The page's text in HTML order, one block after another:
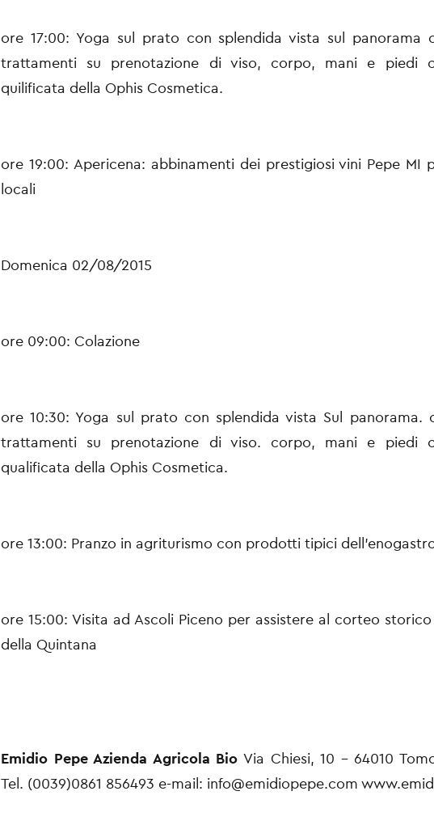
ore 17:00: Yoga sul prato con splendida vista sul panorama
trattamenti su prenotazione di viso, corpo, mani e piedi
quilificata della Ophis Cosmetica.
ore 19:00: Apericena: abbinamenti dei prestigiosi vini Pepe MI
locali
Domenica 02/08/2015
ore 09:00: Colazione
ore 10:30: Yoga sul prato con splendida vista Sul panorama.
trattamenti su prenotazione di viso. corpo, mani e piedi
qualificata della Ophis Cosmetica.
ore 13:00: Pranzo in agriturismo con prodotti tipici
ore 15:00: Visita ad Ascoli Piceno per assistere al corteo
della Quintana
Emidio Pepe Azienda Agricola Bio Via Chiesi, 10 - 64010
Tel. (0039)0861 856493 e-mail: info@emidiopepe.com